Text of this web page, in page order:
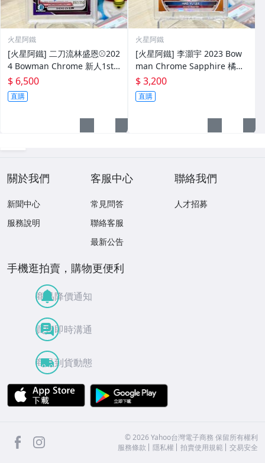
火星阿鐵
[火星阿鐵] 二刀流林盛恩⚾️202
4 Bowman Chrome 新人1st
簽名卡，紫亮，限量250張（5
2/250），值得珍藏🔥（PSA1
0）
$ 6,500
直購
火星阿鐵
[火星阿鐵] 李灝宇 2023 Bow
man Chrome Sapphire 橘
亮，限量50張（49/50），1st
新人卡，送磁鐵殼⚾️
$ 3,200
直購
關於我們
新聞中心
服務說明
客服中心
常見問答
聯絡客服
最新公告
聯絡我們
人才招募
手機逛拍賣，購物更便利
商品降價通知
買賣即時溝通
商品到貨動態
APP Store
facebook ©2026 Yahoo台灣電子商務 保留所有權利
服務條款
隱私權 拍賣使用規範 交易安全